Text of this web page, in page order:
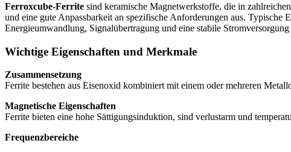
Ferroxcube-Ferrite sind keramische Magnetwerkstoffe, die in
und eine gute Anpassbarkeit an spezifische Anforderungen aus.
Energieumwandlung, Signalübertragung und eine stabile
Wichtige Eigenschaften und Merkmale
Zusammensetzung
Ferrite bestehen aus Eisenoxid kombiniert mit einem oder mehreren
Magnetische Eigenschaften
Ferrite bieten eine hohe Sättigungsinduktion, sind verlustarm und
Frequenzbereiche